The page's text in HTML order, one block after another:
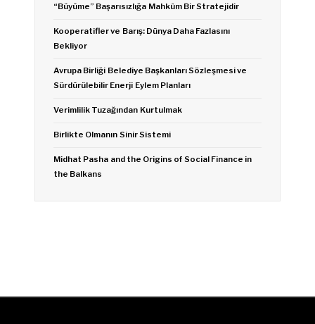
“Büyüme” Başarısızlığa Mahkûm Bir Stratejidir
Kooperatifler ve Barış: Dünya Daha Fazlasını
Bekliyor
Avrupa Birliği Belediye Başkanları Sözleşmesi ve
Sürdürülebilir Enerji Eylem Planları
Verimlilik Tuzağından Kurtulmak
Birlikte Olmanın Sinir Sistemi
Midhat Pasha and the Origins of Social Finance in
the Balkans